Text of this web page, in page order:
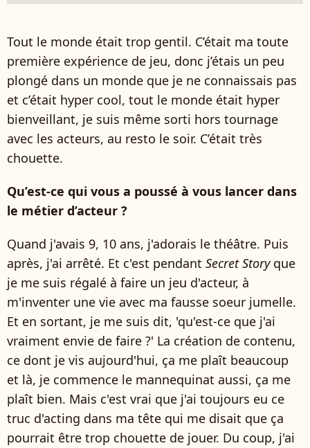
Tout le monde était trop gentil. C’était ma toute
première expérience de jeu, donc j’étais un peu
plongé dans un monde que je ne connaissais pas
et c’était hyper cool, tout le monde était hyper
bienveillant, je suis même sorti hors tournage
avec les acteurs, au resto le soir. C’était très
chouette.
Qu’est-ce qui vous a poussé à vous lancer dans
le métier d’acteur ?
Quand j'avais 9, 10 ans, j'adorais le théâtre. Puis
après, j'ai arrêté. Et c'est pendant Secret Storyque
je me suis régalé à faire un jeu d'acteur, à
m'inventer une vie avec ma fausse soeur jumelle.
Et en sortant, je me suis dit, 'qu'est-ce que j'ai
vraiment envie de faire ?' La création de contenu,
ce dont je vis aujourd'hui, ça me plaît beaucoup
et là, je commence le mannequinat aussi, ça me
plaît bien. Mais c'est vrai que j'ai toujours eu ce
truc d'acting dans ma tête qui me disait que ça
pourrait être trop chouette de jouer. Du coup, j'ai